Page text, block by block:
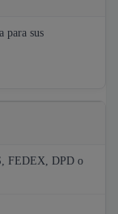
para sus
FEDEX, DPD o